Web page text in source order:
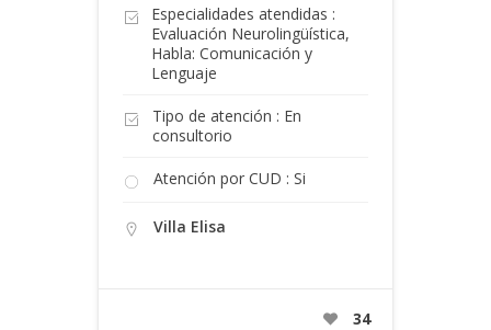
Especialidades atendidas :
Evaluación Neurolingüística,
Habla: Comunicación y
Lenguaje
Tipo de atención : En
consultorio
Atención por CUD : Si
Villa Elisa
34